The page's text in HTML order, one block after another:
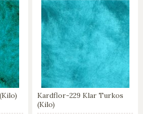
Kardflor-229 Klar Turkos
(Kilo)